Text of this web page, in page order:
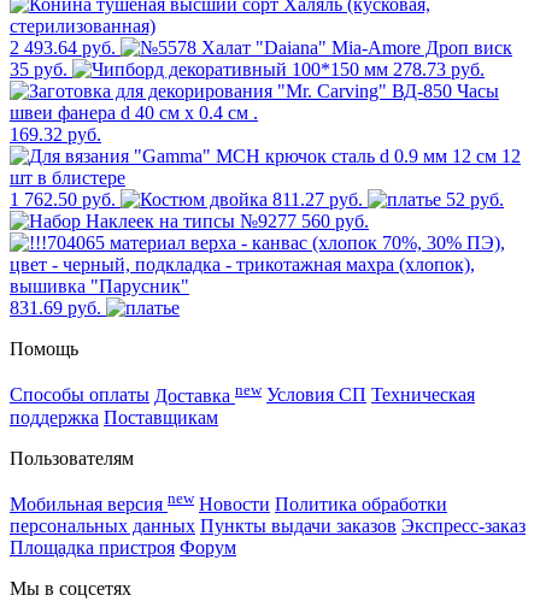
2 493.64 руб.
35 руб.
278.73 руб.
169.32 руб.
1 762.50 руб. 811.27 руб.
52 руб.
560 руб.
831.69 руб.
Помощь
Способы оплаты Доставка new Условия СП Техническая
поддержка Поставщикам
Пользователям
Мобильная версия new Новости Политика обработки
персональных данных Пункты выдачи заказов Экспресс-заказ
Площадка пристроя Форум
Мы в соцсетях